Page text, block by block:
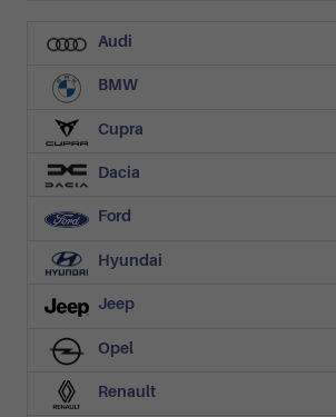
Audi
BMW
Cupra
Dacia
Ford
Hyundai
Jeep
Opel
Renault